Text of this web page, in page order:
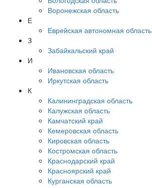
Воронежская область
Е
Еврейская автономная область
З
Забайкальский край
И
Ивановская область
Иркутская область
К
Калининградская область
Калужская область
Камчатский край
Кемеровская область
Кировская область
Костромская область
Краснодарский край
Красноярский край
Курганская область